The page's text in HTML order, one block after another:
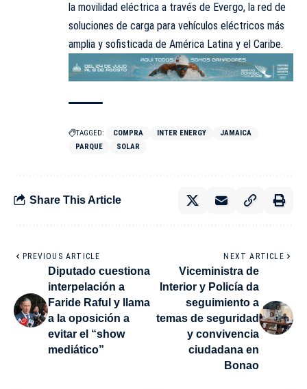
la movilidad eléctrica a través de Evergo, la red de
soluciones de carga para vehículos eléctricos más
amplia y sofisticada de América Latina y el Caribe.
TAGGED: COMPRA INTER ENERGY
JAMAICA
PARQUE
SOLAR
Share This Article
PREVIOUS ARTICLE
Diputado cuestiona
interpelación a
Faride Raful y llama
a la oposición a
evitar el “show
mediático”
NEXT ARTICLE
Viceministra de
Interior y Policía da
seguimiento a
temas de seguridad
y convivencia
ciudadana en
Bonao